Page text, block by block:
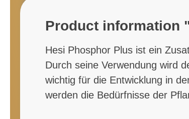
Product information
Hesi Phosphor Plus ist ein
Durch seine Verwendung wird
wichtig für die Entwicklung in
werden die Bedürfnisse der